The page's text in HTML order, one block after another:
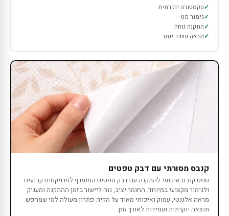
טקסטורה יוקרתית
גימור מט
התקנה נוחה
מראה עשיר יותר
קנבס מסורתי עם דבק טפטים
טפט קנבס איכותי להתקנה עם דבק טפטים המועדף לפרויקטים קבועים
ולגימור מקצועי במיוחד. החומר יציב, נוח ליישור בזמן ההתקנה ומעניק
מראה אלגנטי, עמוק ואיכותי מאוד על הקיר. פתרון מעולה למי שמחפש
תוצאה יוקרתית ועמידות לאורך זמן.